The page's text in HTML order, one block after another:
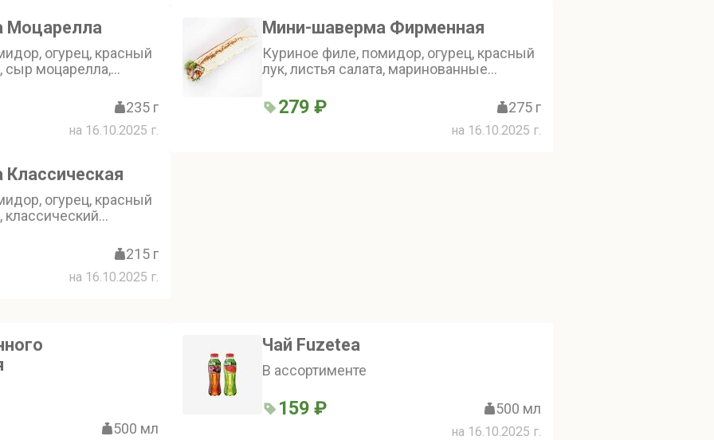
Моцарелла
огурец, красный
сыр моцарелла,
235 г
на 16.10.2025 г.
Мини-шаверма Фирменная
Куриное филе, помидор, огурец, красный
лук, листья салата, маринованные
корнишоны, аджика, классический
чесночный соус
279 ₽ 275 г
на 16.10.2025 г.
огурец, красный
классический
215 г
на 16.10.2025 г.
500 мл
Чай Fuzetea
В ассортименте
159 ₽ 500 мл
на 16.10.2025 г.